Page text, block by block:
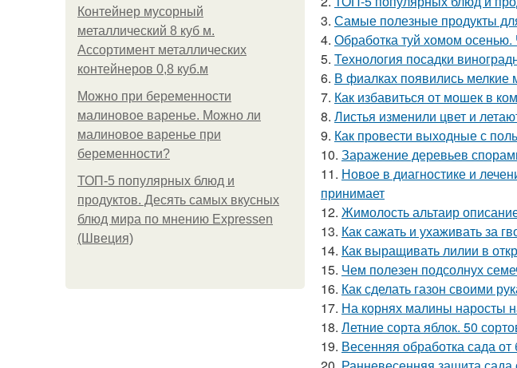
Контейнер мусорный
металлический 8 куб м.
Ассортимент металлических
контейнеров 0,8 куб.м
Можно при беременности
малиновое варенье. Можно ли
малиновое варенье при
беременности?
ТОП-5 популярных блюд и
продуктов. Десять самых вкусных
блюд мира по мнению Expressen
(Швеция)
3. Самые полезные продукты
4. Обработка туй хомом
5. Технология посадки
6. В фиалках появились
7. Как избавиться от мошек в
8. Листья изменили цвет и
9. Как провести выходные с
10. Заражение деревьев
11. Новое в диагностике и
принимает
12. Жимолость альтаир
13. Как сажать и ухаживать за
14. Как выращивать лилии в
15. Чем полезен подсолнух
16. Как сделать газон
17. На корнях малины наросты
18. Летние сорта яблок. 50
19. Весенняя обработка сада